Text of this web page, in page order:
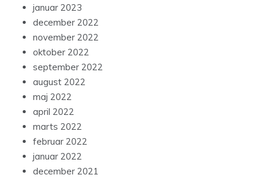
januar 2023
december 2022
november 2022
oktober 2022
september 2022
august 2022
maj 2022
april 2022
marts 2022
februar 2022
januar 2022
december 2021